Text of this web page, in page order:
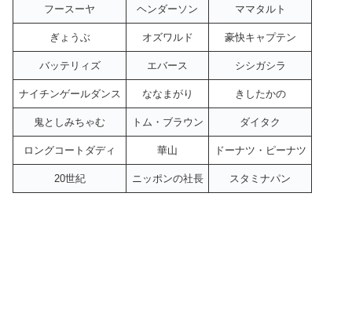
フースーヤ ヘンダーソン ママタルト
ぎょうぶ オズワルド 豪快キャプテン
バッテリィズ エバース シシガシラ
ナイチンゲールダンス ななまがり きしたかの
鬼としみちゃむ トム・ブラウン ダイタク
ロングコートダディ 華山 ドーナツ・ピーナツ
20世紀 ニッポンの社長 スタミナパン